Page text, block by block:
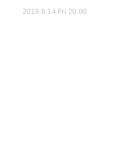
2019.6.14 Fri 20:00